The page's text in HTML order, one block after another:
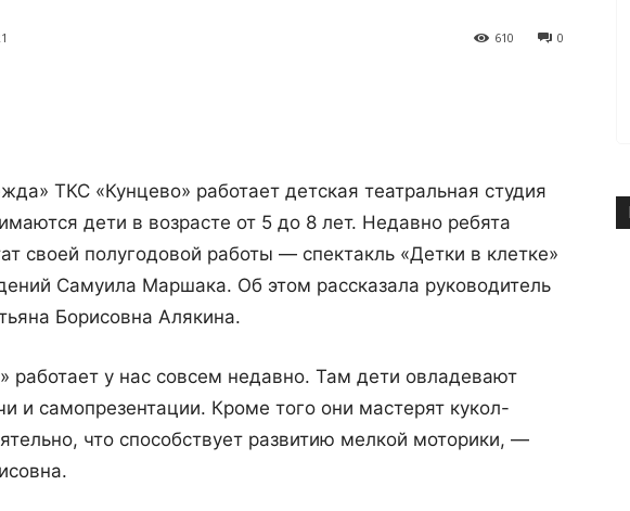
0
610
ТКС «Кунцево» работает детская театральная студия
дети в возрасте от 5 до 8 лет. Недавно ребята
своей полугодовой работы — спектакль «Детки в клетке»
Самуила Маршака. Об этом рассказала руководитель
Борисовна Алякина.
работает у нас совсем недавно. Там дети овладевают
и самопрезентации. Кроме того они мастерят кукол-
что способствует развитию мелкой моторики, —